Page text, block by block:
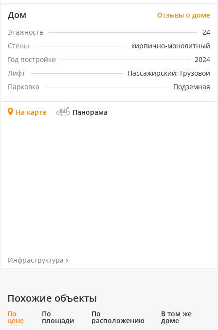
Дом
Отзывы о доме
Этажность
24
Стены
кирпично-монолитный
Год постройки
2024
Лифт
Пассажирский; Грузовой
Парковка
Подземная
На карте Панорама
Инфраструктура
Похожие объекты
По
цене
По
площади
По
расположению
В том же
доме